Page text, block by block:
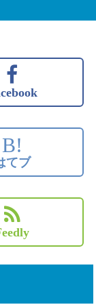
B!
てブ